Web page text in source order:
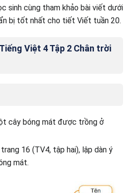
sinh cùng tham khảo bài viết dưới
bị tốt nhất cho tiết Viết tuần 20.
Việt 4 Tập 2 Chân trời
cây bóng mát được trồng ở
16 (TV4, tập hai), lập dàn ý
mát.